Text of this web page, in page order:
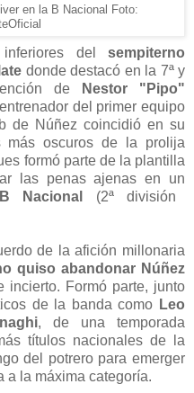
en la B Nacional Foto:
del
sempiterno
donde destacó en la 7ª y
de
Nestor "Pipo"
del primer equipo
de Núñez coincidió en su
más oscuros de la prolija
formó parte de la plantilla
las penas ajenas en un
Nacional (2ª división
de la afición millonaria
quiso abandonar Núñez
incierto. Formó parte, junto
de la banda como Leo
, de una temporada
títulos nacionales de la
del potrero para emerger
a la máxima categoría.